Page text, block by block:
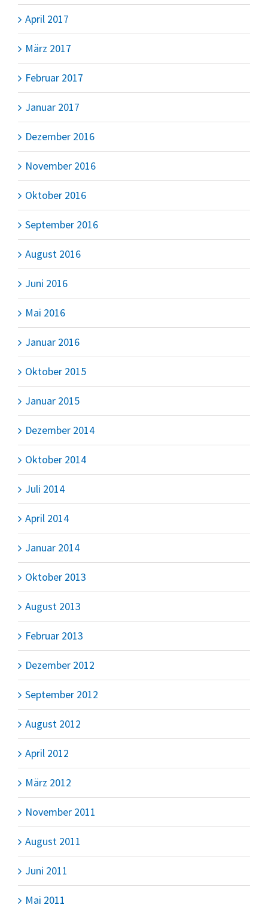
April 2017
März 2017
Februar 2017
Januar 2017
Dezember 2016
November 2016
Oktober 2016
September 2016
August 2016
Juni 2016
Mai 2016
Januar 2016
Oktober 2015
Januar 2015
Dezember 2014
Oktober 2014
Juli 2014
April 2014
Januar 2014
Oktober 2013
August 2013
Februar 2013
Dezember 2012
September 2012
August 2012
April 2012
März 2012
November 2011
August 2011
Juni 2011
Mai 2011